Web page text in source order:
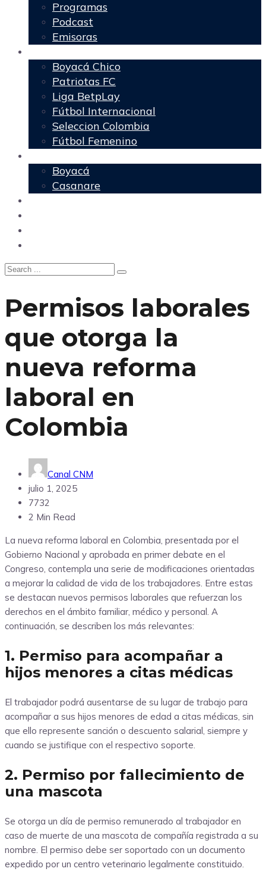
Programas
Podcast
Emisoras
Boyacá Chico
Patriotas FC
Liga BetpLay
Fútbol Internacional
Seleccion Colombia
Fútbol Femenino
Boyacá
Casanare
Permisos laborales
que otorga la
nueva reforma
laboral en
Colombia
Canal CNM
julio 1, 2025
7732
2 Min Read
La nueva reforma laboral en Colombia, presentada por el
Gobierno Nacional y aprobada en primer debate en el
Congreso, contempla una serie de modificaciones orientadas
a mejorar la calidad de vida de los trabajadores. Entre estas
se destacan nuevos permisos laborales que refuerzan los
derechos en el ámbito familiar, médico y personal. A
continuación, se describen los más relevantes:
1. Permiso para acompañar a
hijos menores a citas médicas
El trabajador podrá ausentarse de su lugar de trabajo para
acompañar a sus hijos menores de edad a citas médicas, sin
que ello represente sanción o descuento salarial, siempre y
cuando se justifique con el respectivo soporte.
2. Permiso por fallecimiento de
una mascota
Se otorga un día de permiso remunerado al trabajador en
caso de muerte de una mascota de compañía registrada a su
nombre. El permiso debe ser soportado con un documento
expedido por un centro veterinario legalmente constituido.